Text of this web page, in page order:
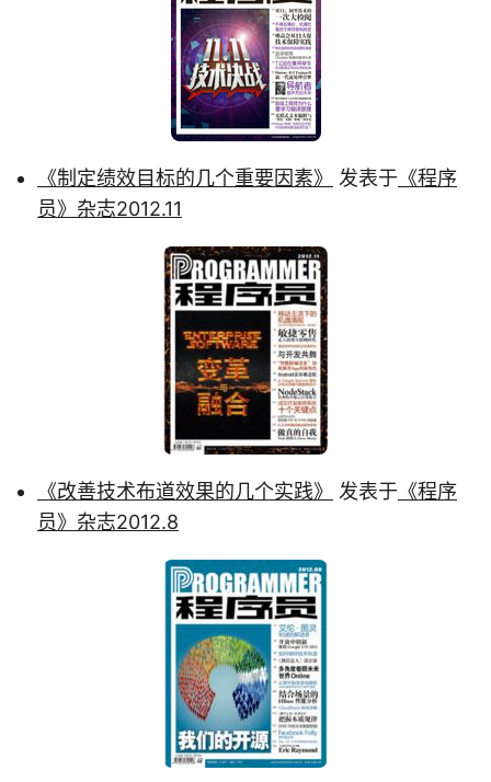
《制定绩效目标的几个重要因素》 发表于 《程序
员》杂志2012.11
《改善技术布道效果的几个实践》 发表于 《程序
员》杂志2012.8